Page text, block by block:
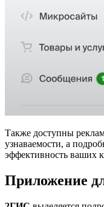
Также доступны
узнаваемости, а
эффективность ваших
Приложение